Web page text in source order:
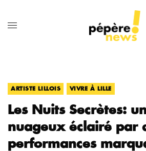
ARTISTE LILLOIS VIVRE À LILLE
Les Nuits Secrètes:
nuageux éclairé par
performances